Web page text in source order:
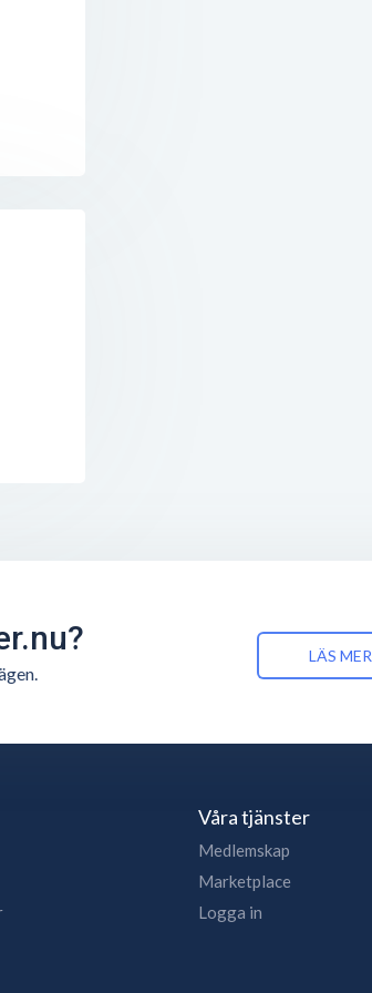
LÄS MER
Våra tjänster
Medlemskap
Marketplace
Logga in